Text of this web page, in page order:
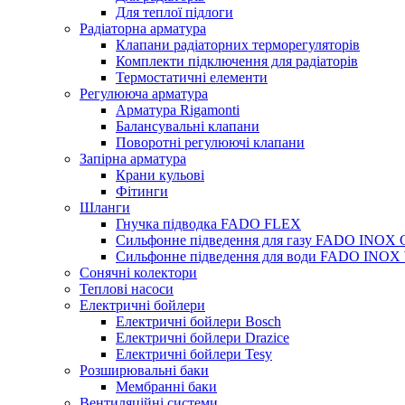
Для теплої підлоги
Радіаторна арматура
Клапани радіаторних терморегуляторів
Комплекти підключення для радіаторів
Термостатичні елементи
Регулююча арматура
Арматура Rigamonti
Балансувальні клапани
Поворотні регулюючі клапани
Запірна арматура
Крани кульові
Фітинги
Шланги
Гнучка підводка FADO FLEX
Сильфонне підведення для газу FADO INOX
Сильфонне підведення для води FADO INOX
Сонячні колектори
Теплові насоси
Електричні бойлери
Електричні бойлери Bosch
Електричні бойлери Drazice
Електричні бойлери Tesy
Розширювальні баки
Мембранні баки